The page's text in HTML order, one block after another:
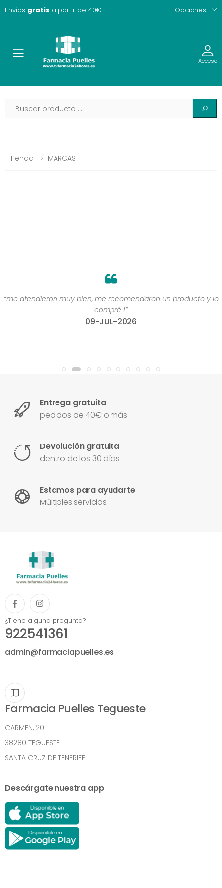
Envíos gratis a partir de 40€ Opciones
Toggle Acceso
Tienda MARCAS
“me atendieron muy bien, me recomendaron un producto y lo
compré !”
09-JUL-2026
Entrega gratuita
pedidos de 40€ o más
Devolución gratuita
dentro de los 30 días
Estamos para ayudarte
Múltiples servicios
¿Tiene alguna pregunta?
922541361
admin@farmaciapuelles.es
Farmacia Puelles Tegueste
CARMEN, 20
38280 TEGUESTE
SANTA CRUZ DE TENERIFE
Descárgate nuestra app